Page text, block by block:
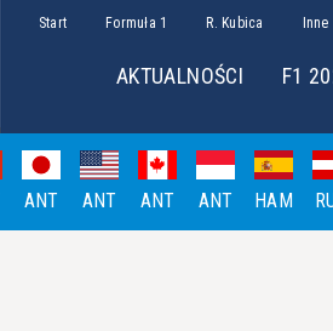
Start Formuła 1 R. Kubica
AKTUALNOŚCI F1
ANT ANT ANT ANT HAM